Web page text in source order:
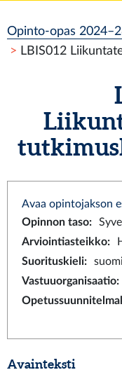
Opinto-opas
LBIS012
Avaa opintojakson
Opinnon taso:
Arviointiasteikko:
Suorituskieli:
suomi
Vastuuorganisaatio:
Avainteksti